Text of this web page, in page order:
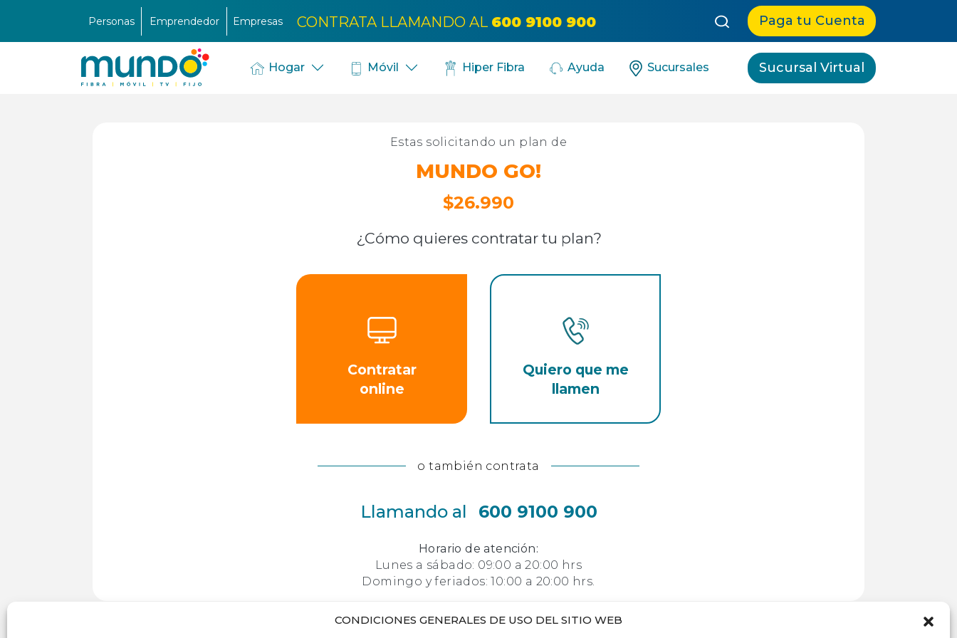
CONDICIONES GENERALES DE USO DEL SITIO WEB
Personas Emprendedor Empresas CONTRATA LLAMANDO AL 600 9100 900 Paga tu Cuenta
Hogar Móvil Hiper Fibra Ayuda Sucursales Sucursal Virtual
Estas solicitando un plan de
MUNDO GO!
$26.990
¿Cómo quieres contratar tu plan?
Contratar
online
Quiero que me
llamen
o también contrata
Llamando al 600 9100 900
Horario de atención:
Lunes a sábado: 09:00 a 20:00 hrs
Domingo y feriados: 10:00 a 20:00 hrs.